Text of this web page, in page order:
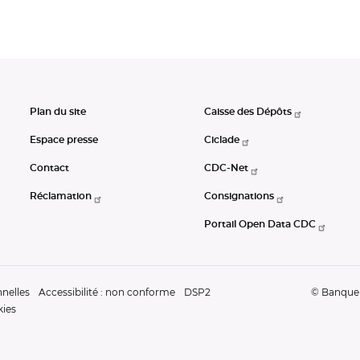
Plan du site
Espace presse
Contact
Réclamation
Caisse des Dépôts
Ciclade
CDC-Net
Consignations
Portail Open Data CDC
Accessibilité : non conforme
DSP2
© Banque